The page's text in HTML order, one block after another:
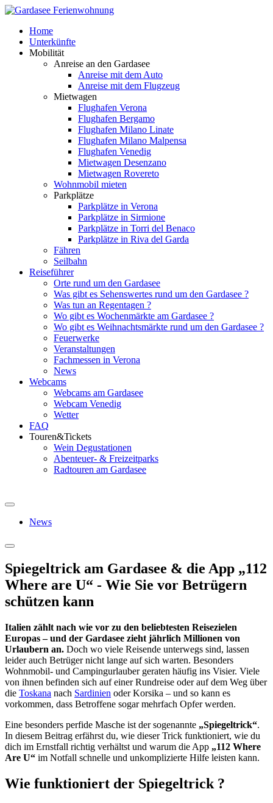
Home
Unterkünfte
Mobilität
Anreise an den Gardasee
Anreise mit dem Auto
Anreise mit dem Flugzeug
Mietwagen
Flughafen Verona
Flughafen Bergamo
Flughafen Milano Linate
Flughafen Milano Malpensa
Flughafen Venedig
Mietwagen Desenzano
Mietwagen Rovereto
Wohnmobil mieten
Parkplätze
Parkplätze in Verona
Parkplätze in Sirmione
Parkplätze in Torri del Benaco
Parkplätze in Riva del Garda
Fähren
Seilbahn
Reiseführer
Orte rund um den Gardasee
Was gibt es Sehenswertes rund um den Gardasee ?
Was tun an Regentagen ?
Wo gibt es Wochenmärkte am Gardasee ?
Wo gibt es Weihnachtsmärkte rund um den Gardasee ?
Feuerwerke
Veranstaltungen
Fachmessen in Verona
News
Webcams
Webcams am Gardasee
Webcam Venedig
Wetter
FAQ
Touren&Tickets
Wein Degustationen
Abenteuer- & Freizeitparks
Radtouren am Gardasee
News
Spiegeltrick am Gardasee & die App „112
Where are U“ - Wie Sie vor Betrügern
schützen kann
Italien zählt nach wie vor zu den beliebtesten Reisezielen
Europas – und der Gardasee zieht jährlich Millionen von
Urlaubern an. Doch wo viele Reisende unterwegs sind, lassen
leider auch Betrüger nicht lange auf sich warten. Besonders
Wohnmobil- und Campingurlauber geraten häufig ins Visier. Viele
von ihnen befinden sich auf einer Rundreise oder auf dem Weg über
die Toskana nach Sardinien oder Korsika – und so kann es
vorkommen, dass Betroffene sogar mehrfach Opfer werden.
Eine besonders perfide Masche ist der sogenannte „Spiegeltrick“.
In diesem Beitrag erfährst du, wie dieser Trick funktioniert, wie du
dich im Ernstfall richtig verhältst und warum die App „112 Where
Are U“ im Notfall schnelle und unkomplizierte Hilfe leisten kann.
Wie funktioniert der Spiegeltrick ?